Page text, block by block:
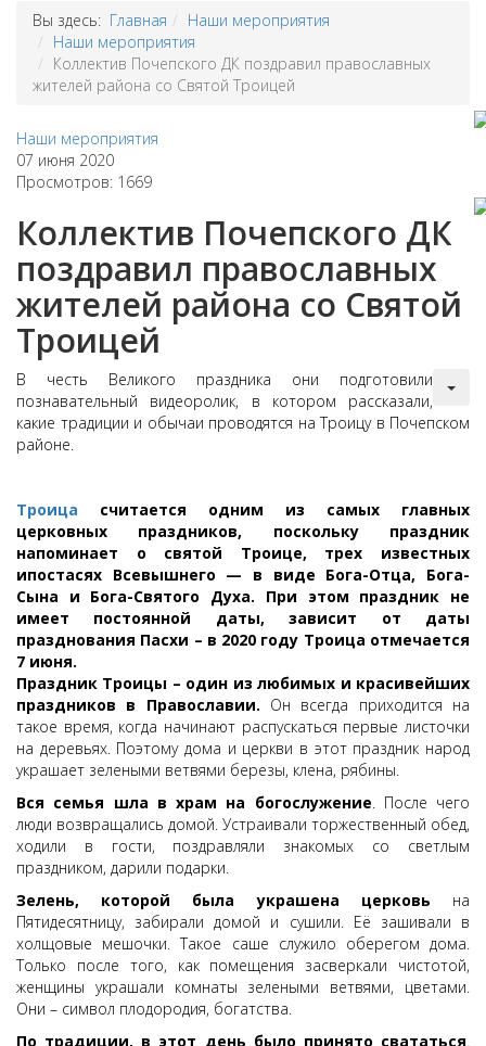
Вы здесь: Главная
Наши мероприятия
Наши мероприятия
Коллектив Почепского ДК поздравил православных
жителей района со Святой Троицей
Наши мероприятия
07 июня 2020
Просмотров: 1669
Коллектив Почепского ДК
поздравил православных
жителей района со Святой
Троицей
В честь Великого праздника они подготовили
познавательный видеоролик, в котором рассказали,
какие традиции и обычаи проводятся на Троицу в Почепском
районе.
Троица считается одним из самых главных
церковных праздников, поскольку праздник
напоминает о святой Троице, трех известных
ипостасях Всевышнего — в виде Бога-Отца, Бога-
Сына и Бога-Святого Духа. При этом праздник не
имеет постоянной даты, зависит от даты
празднования Пасхи – в 2020 году Троица отмечается
7 июня.
Праздник Троицы – один из любимых и красивейших
праздников в Православии. Он всегда приходится на
такое время, когда начинают распускаться первые листочки
на деревьях. Поэтому дома и церкви в этот праздник народ
украшает зелеными ветвями березы, клена, рябины.
Вся семья шла в храм на богослужение. После чего
люди возвращались домой. Устраивали торжественный обед,
ходили в гости, поздравляли знакомых со светлым
праздником, дарили подарки.
Зелень, которой была украшена церковь на
Пятидесятницу, забирали домой и сушили. Её зашивали в
холщовые мешочки. Такое саше служило оберегом дома.
Только после того, как помещения засверкали чистотой,
женщины украшали комнаты зелеными ветвями, цветами.
Они – символ плодородия, богатства.
По традиции, в этот день было принято свататься.